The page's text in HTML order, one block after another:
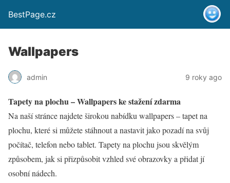
BestPage.cz
Wallpapers
admin 9 roky ago
Tapety na plochu – Wallpapers ke stažení zdarma
Na naší stránce najdete širokou nabídku wallpapers – tapet na
plochu, které si můžete stáhnout a nastavit jako pozadí na svůj
počítač, telefon nebo tablet. Tapety na plochu jsou skvělým
způsobem, jak si přizpůsobit vzhled své obrazovky a přidat jí
osobní nádech.